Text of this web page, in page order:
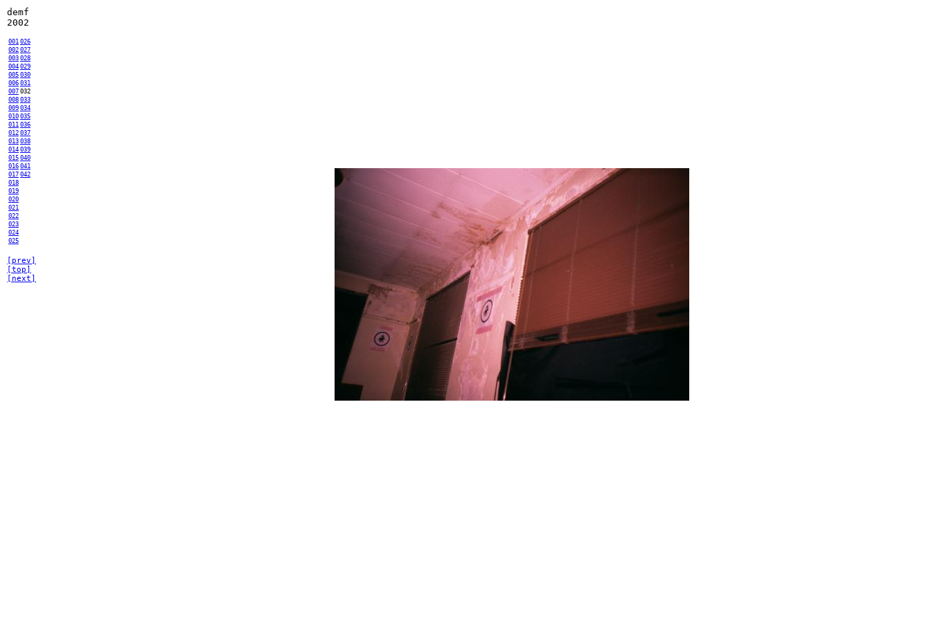
demf
2002
001 026
002 027
003 028
004 029
005 030
006 031
007 032
008 033
009 034
010 035
011 036
012 037
013 038
014 039
015 040
016 041
017 042
018
019
020
021
022
023
024
025
[prev]
[top]
[next]